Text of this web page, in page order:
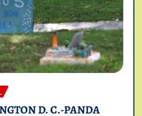
D. C.-PANDA